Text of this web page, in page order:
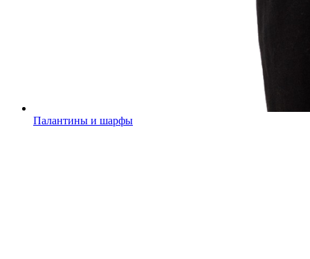
Палантины и шарфы